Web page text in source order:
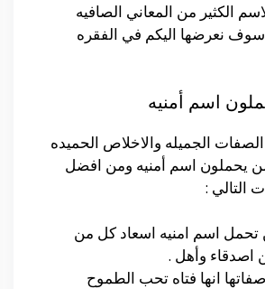
الكثير من المعاني الصافيه
سوف نعرضها اليكم في الفقره
اسم أمنيه
الجميله والاخلاص الحميده
من يحملون اسم أمنيه ومن افضل
التالي :
اسم امنيه اسعاد كل من
اصدقاء وأهل .
انها فتاه تحب الطموح